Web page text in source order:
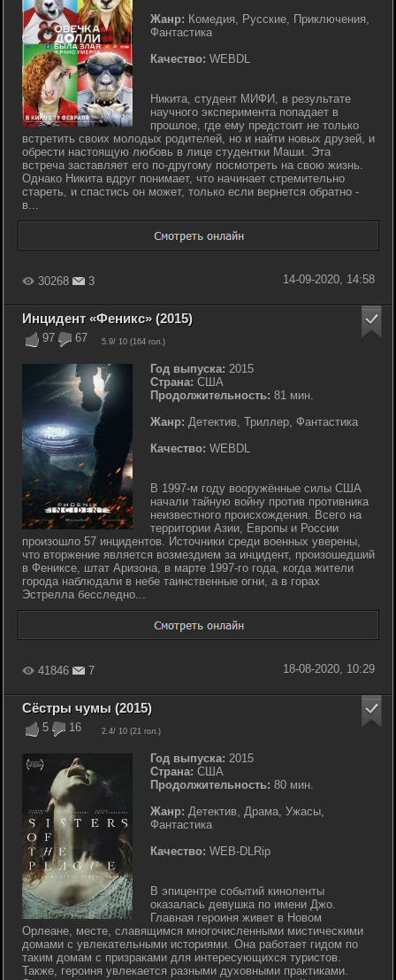
Жанр: Комедия, Русские, Приключения,
Фантастика
Качество: WEBDL
Никита, студент МИФИ, в результате
научного эксперимента попадает в
прошлое, где ему предстоит не только
встретить своих молодых родителей, но и найти новых друзей, и
обрести настоящую любовь в лице студентки Маши. Эта
встреча заставляет его по-другому посмотреть на свою жизнь.
Однако Никита вдруг понимает, что начинает стремительно
стареть, и спастись он может, только если вернется обратно -
в...
30268 3 14-09-2020, 14:58
97 67 5.9/ 10 (164 гол.)
Инцидент «Феникс» (2015)
Год выпуска: 2015
Страна: США
Продолжительность: 81 мин.
Жанр: Детектив, Триллер, Фантастика
Качество: WEBDL
В 1997-м году вооружённые силы США
начали тайную войну против противника
неизвестного происхождения. Всего на
территории Азии, Европы и России
произошло 57 инцидентов. Источники среди военных уверены,
что вторжение является возмездием за инцидент, произошедший
в Фениксе, штат Аризона, в марте 1997-го года, когда жители
города наблюдали в небе таинственные огни, а в горах
Эстрелла бесследно...
41846 7 18-08-2020, 10:29
5 16 2.4/ 10 (21 гол.)
Сёстры чумы (2015)
Год выпуска: 2015
Страна: США
Продолжительность: 80 мин.
Жанр: Детектив, Драма, Ужасы,
Фантастика
Качество: WEB-DLRip
В эпицентре событий киноленты
оказалась девушка по имени Джо.
Главная героиня живет в Новом
Орлеане, месте, славящимся многочисленными мистическими
домами с увлекательными историями. Она работает гидом по
таким домам с призраками для интересующихся туристов.
Также, героиня увлекается разными духовными практиками.